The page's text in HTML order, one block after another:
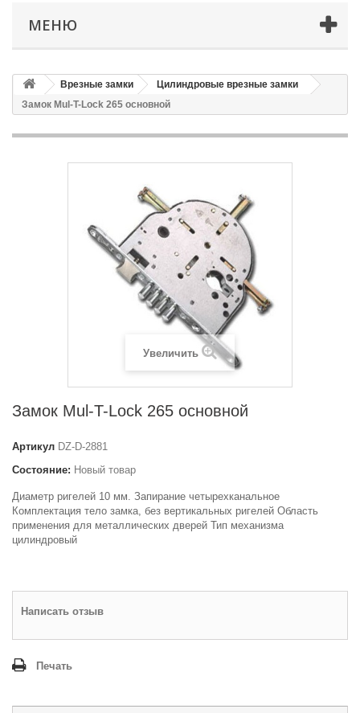
МЕНЮ
Врезные замки
Цилиндровые врезные замки
Замок Mul-T-Lock 265 основной
Увеличить
Замок Mul-T-Lock 265 основной
Артикул DZ-D-2881
Состояние: Новый товар
Диаметр ригелей 10 мм. Запирание четырехканальное
Комплектация тело замка, без вертикальных ригелей Область
применения для металлических дверей Тип механизма
цилиндровый
Написать отзыв
Печать